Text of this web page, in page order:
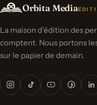
Orbita Media
La maison d'édition des
comptent. Nous portons
sur le papier de demain.